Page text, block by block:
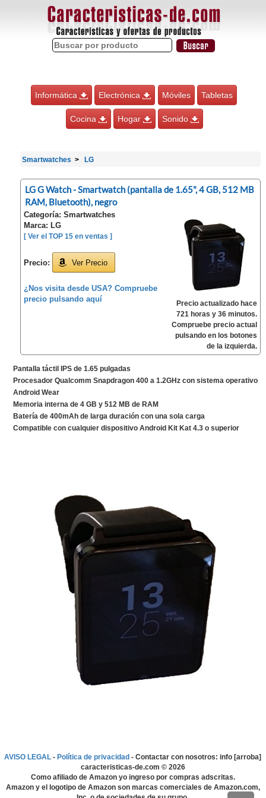
Informática Electrónica Móviles Tabletas
Cocina Hogar Sonido
Smartwatches LG
LG G Watch - Smartwatch (pantalla de 1.65", 4 GB, 512 MB
RAM, Bluetooth), negro
Categoría: Smartwatches
Marca: LG
[ Ver el TOP 15 en ventas ]
Precio: Ver Precio
¿Nos visita desde USA? Compruebe
precio pulsando aquí
Precio actualizado hace
721 horas y 36 minutos.
Compruebe precio actual
pulsando en los botones
de la izquierda.
Pantalla táctil IPS de 1.65 pulgadas
Procesador Qualcomm Snapdragon 400 a 1.2GHz con sistema operativo
Android Wear
Memoria interna de 4 GB y 512 MB de RAM
Batería de 400mAh de larga duración con una sola carga
Compatible con cualquier dispositivo Android Kit Kat 4.3 o superior
AVISO LEGAL -Política de privacidad - Contactar con nosotros: info [arroba]
caracteristicas-de.com © 2026
Como afiliado de Amazon yo ingreso por compras adscritas.
Amazon y el logotipo de Amazon son marcas comerciales de Amazon.com,